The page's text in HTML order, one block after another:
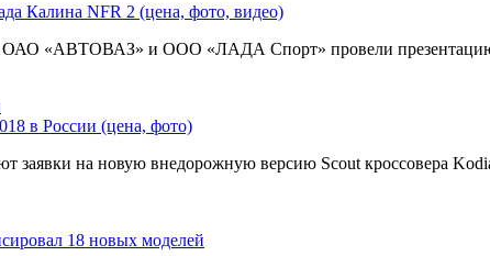
Калина NFR 2 (цена, фото, видео)
ОАО «АВТОВАЗ» и ООО «ЛАДА Спорт» провели
в России (цена, фото)
заявки на новую внедорожную версию Scout кроссовера
18 новых моделей